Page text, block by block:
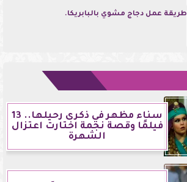
طريقة عمل دجاج مشوي بالبابريكا.
سناء مظهر في ذكرى رحيلها.. 13
فيلمًا وقصة نجمة اختارت اعتزال
الشهرة